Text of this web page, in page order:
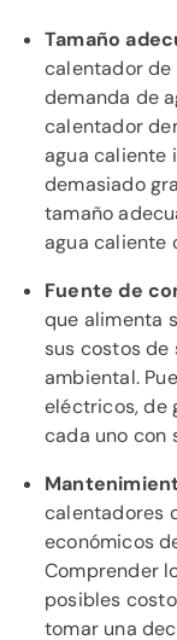
Tamaño
calentador de
demanda de
calentador
agua caliente
demasiado
tamaño
agua caliente
Fuente de
que alimenta
sus costos
ambiental.
eléctricos, de
cada uno con
calentadores
económicos
Comprender
posibles
tomar una